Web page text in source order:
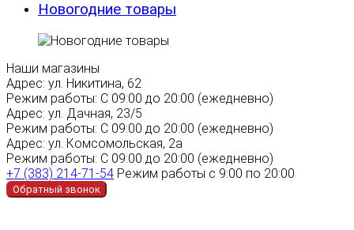
Новогодние товары
Наши магазины
Адрес: ул. Никитина, 62
Режим работы: С 09:00 до 20:00 (ежедневно)
Адрес: ул. Дачная, 23/5
Режим работы: С 09:00 до 20:00 (ежедневно)
Адрес: ул. Комсомольская, 2а
Режим работы: С 09:00 до 20:00 (ежедневно)
+7 (383) 214-71-54 Режим работы с 9:00 по 20:00
Обратный звонок